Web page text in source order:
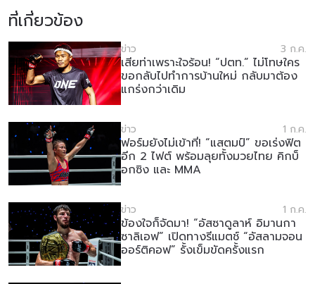
ที่เกี่ยวข้อง
ข่าว 3 ก.ค.
เสียท่าเพราะใจร้อน! “ปตท.” ไม่โทษใคร
ขอกลับไปทำการบ้านใหม่ กลับมาต้อง
แกร่งกว่าเดิม
ข่าว 1 ก.ค.
ฟอร์มยังไม่เข้าที่! “แสตมป์” ขอเร่งฟิต
อีก 2 ไฟต์ พร้อมลุยทั้งมวยไทย คิกบ็
อกซิง และ MMA
ข่าว 1 ก.ค.
ข้องใจก็จัดมา! “อัสซาดูลาห์ อิมานกา
ซาลิเอฟ” เปิดทางรีแมตช์ “อัสลามจอน
ออร์ติคอฟ” รั้งเข็มขัดครั้งแรก